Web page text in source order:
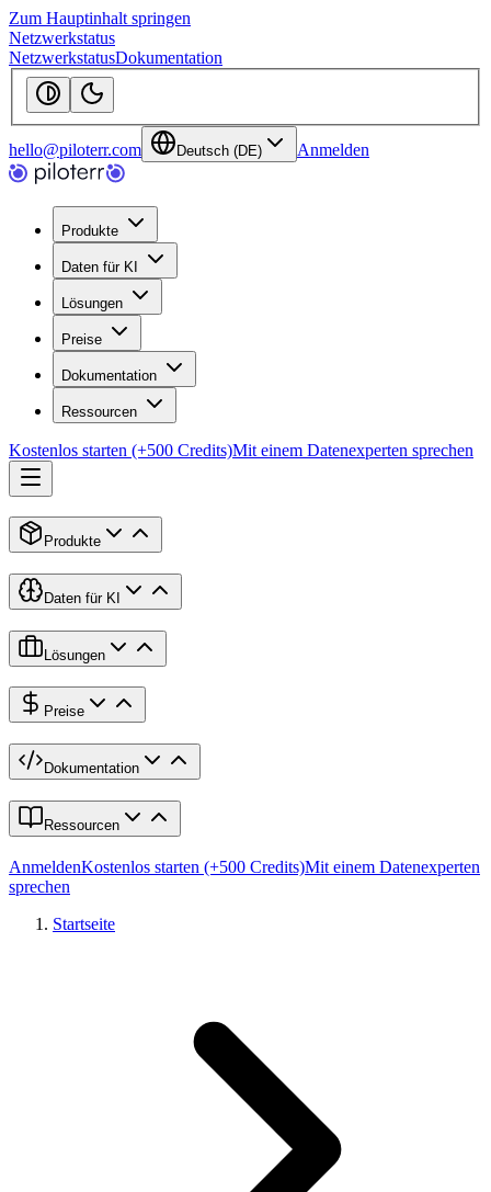
Zum Hauptinhalt springen
Netzwerkstatus
NetzwerkstatusDokumentation
hello@piloterr.com Deutsch (DE) Anmelden
Produkte
Daten für KI
Lösungen
Preise
Dokumentation
Ressourcen
Kostenlos starten (+500 Credits)Mit einem Datenexperten sprechen
Produkte
Daten für KI
Lösungen
Preise
Dokumentation
Ressourcen
AnmeldenKostenlos starten (+500 Credits)Mit einem Datenexperten
sprechen
Startseite